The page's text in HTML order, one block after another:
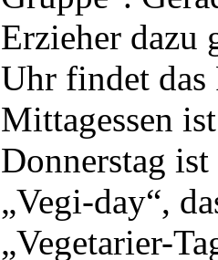
Erzieher dazu
Uhr findet das
Mittagessen
Donnerstag ist
„Vegi-day“,
„Vegetarier-